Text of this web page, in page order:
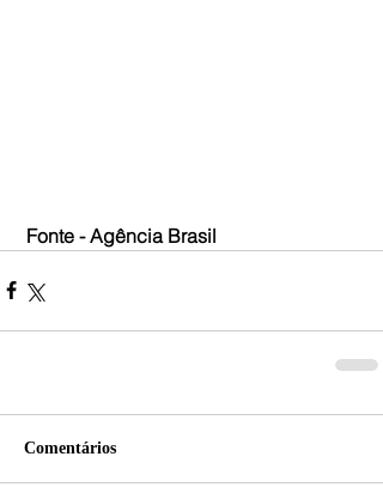
Fonte - Agência Brasil
Comentários